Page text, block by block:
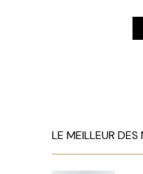
LE MEILLEUR